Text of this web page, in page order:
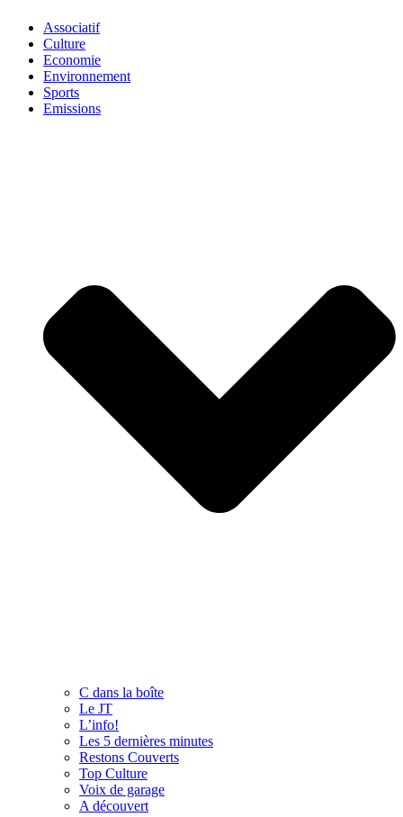
Associatif
Culture
Economie
Environnement
Sports
Emissions
C dans la boîte
Le JT
L’info!
Les 5 dernières minutes
Restons Couverts
Top Culture
Voix de garage
A découvert